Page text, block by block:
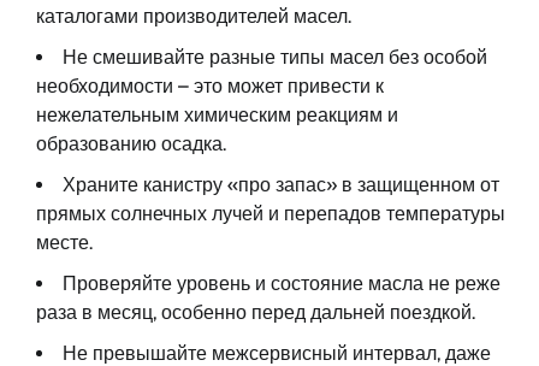
каталогами производителей масел.
Не смешивайте разные типы масел без особой
необходимости – это может привести к
нежелательным химическим реакциям и
образованию осадка.
Храните канистру «про запас» в защищенном от
прямых солнечных лучей и перепадов температуры
месте.
Проверяйте уровень и состояние масла не реже
раза в месяц, особенно перед дальней поездкой.
Не превышайте межсервисный интервал, даже